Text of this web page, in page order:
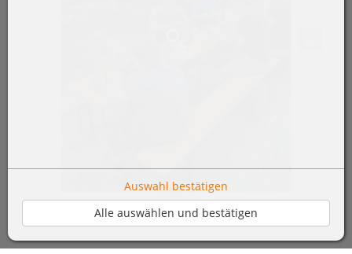
Auswahl bestätigen
Alle auswählen und bestätigen